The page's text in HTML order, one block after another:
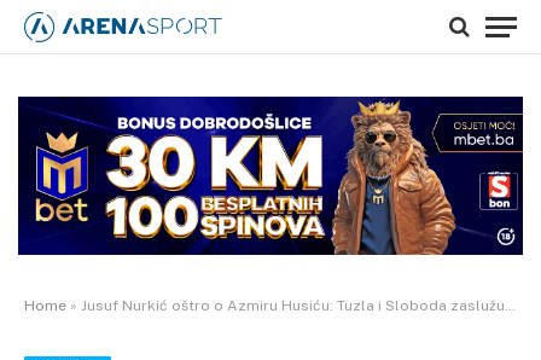
Home » Jusuf Nurkić oštro o Azmiru Husiću: Tuzla i Sloboda zaslužuju bolje